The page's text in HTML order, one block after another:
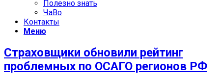
Полезно знать
ЧаВо
Контакты
Меню
Страховщики обновили рейтинг
проблемных по ОСАГО регионов РФ